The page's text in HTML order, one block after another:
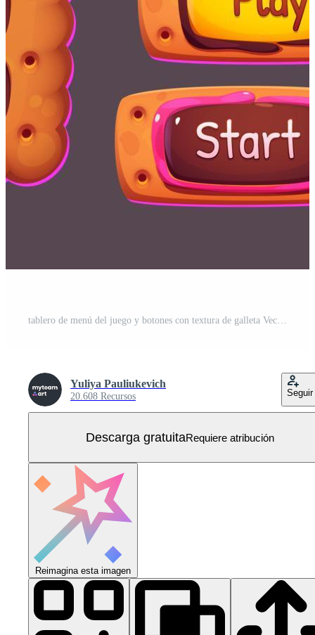
tablero de menú del juego y botones con textura de galleta Vector Gratis
Yuliya Pauliukevich
20.608 Recursos Seguir
Descarga gratuitaRequiere atribución
Reimagina esta imagen